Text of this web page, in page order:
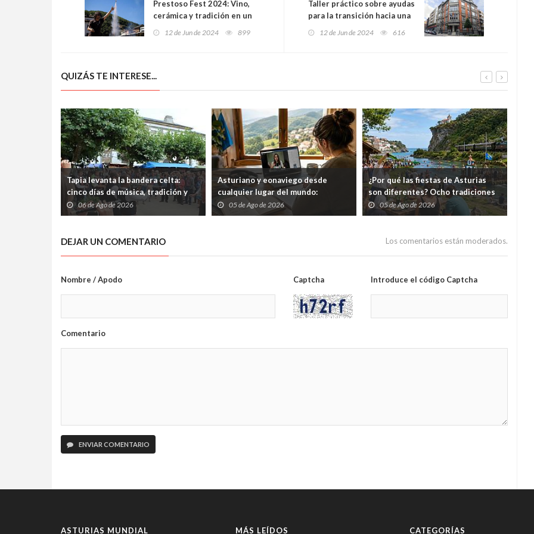
Prestoso Fest 2024: Vino,
cerámica y tradición en un
fin de semana inolvidable
12 de Jun de 2024 899
Taller práctico sobre ayudas
para la transición hacia una
economía de cero emisiones
12 de Jun de 2024 616
QUIZÁS TE INTERESE...
Tapia levanta la bandera celta:
cinco días de música, tradición y
cultura atlántica frente al
Cantábrico
06 de Ago de 2026
Asturiano y eonaviego desde
cualquier lugar del mundo:
abiertos tres cursos gratuitos por
internet
05 de Ago de 2026
¿Por qué las fiestas de Asturias
son diferentes? Ocho tradiciones
que convierten agosto en una
folixa continua
05 de Ago de 2026
DEJAR UN COMENTARIO Los comentarios están moderados.
Nombre / Apodo Captcha Introduce el código Captcha
Comentario
ENVIAR COMENTARIO
ASTURIAS MUNDIAL MÁS LEÍDOS CATEGORÍAS